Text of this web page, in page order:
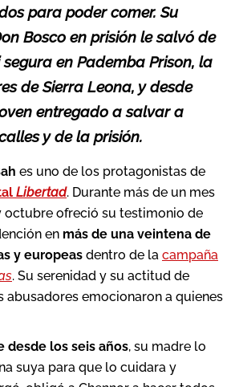
para poder comer. Su
Bosco en prisión le salvó de
en Pademba Prison, la
de Sierra Leona, y desde
entregado a salvar a
y de la prisión.
es uno de los protagonistas de
Libertad. Durante más de un mes
octubre ofreció su testimonio de
en más de una veintena de
y europeas dentro de la campaña
. Su serenidad y su actitud de
abusadores emocionaron a quienes
desde los seis años, su madre lo
suya para que lo cuidara y